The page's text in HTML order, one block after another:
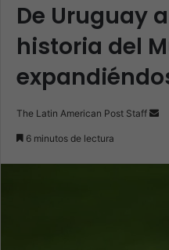
De Uruguay
historia del
The Latin American Post Staff
6 minutos de lectura